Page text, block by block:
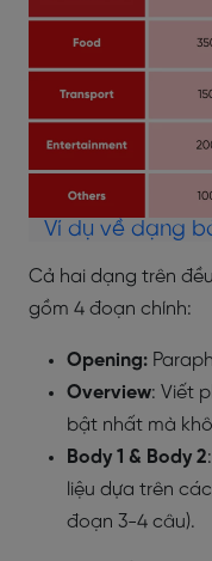
Ví dụ về dạng
Cả hai dạng trên
gồm 4 đoạn chính:
Opening:
Overview: Viết
bật nhất mà
Body 1 & Body 2
liệu dựa trên
đoạn 3-4 câu).